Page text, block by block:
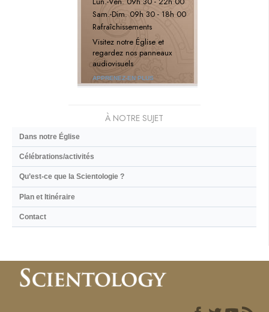
Sam.-Dim. 09h 30 - 18h 00
Rafraîchissements
Visitez notre Église et
regardez nos panneaux
audiovisuels
APPRENEZ-EN PLUS
À NOTRE SUJET
Dans notre Église
Célébrations/activités
Qu’est-ce que la Scientologie ?
Plan et Itinéraire
Contact